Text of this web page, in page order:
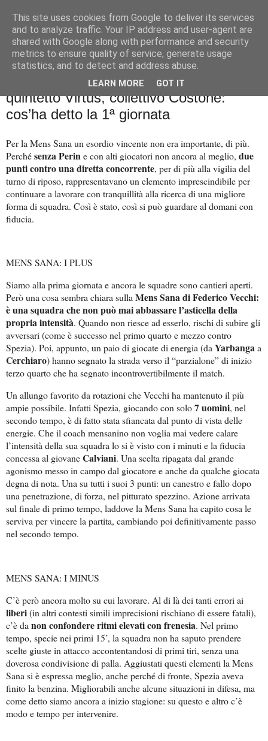
Palla al cerchio
lunedì 29 settembre 2025
Energia e rotazioni Mens Sana,
quintetto Virtus, collettivo Costone:
cos’ha detto la 1ª giornata
Per la Mens Sana un esordio vincente non era importante, di più.
Perchésenza Perine con alti giocatori non ancora al meglio, due
punti contro una diretta concorrente, per di più alla vigilia del
turno di riposo, rappresentavano un elemento imprescindibile per
continuare a lavorare con tranquillità alla ricerca di una migliore
forma di squadra. Così è stato, così si può guardare al domani con
fiducia.
MENS SANA: I PLUS
Siamo alla prima giornata e ancora le squadre sono cantieri aperti.
Però una cosa sembra chiara sullaMens Sana di Federico Vecchi:
è una squadra che non può mai abbassare l’asticella della
propria intensità. Quando non riesce ad esserlo, rischi di subire gli
avversari (come è successo nel primo quarto e mezzo contro
Spezia). Poi, appunto, un paio di giocate di energia (daYarbangaa
Cerchiaro) hanno segnato la strada verso il “parzialone” di inizio
terzo quarto che ha segnato incontrovertibilmente il match.
Un allungo favorito da rotazioni che Vecchi ha mantenuto il più
ampie possibile. Infatti Spezia, giocando con solo7 uomini, nel
secondo tempo, è di fatto stata sfiancata dal punto di vista delle
energie. Che il coach mensanino non voglia mai vedere calare
l’intensità della sua squadra lo si è visto con i minuti e la fiducia
concessa al giovaneCalviani. Una scelta ripagata dal grande
agonismo messo in campo dal giocatore e anche da qualche giocata
degna di nota. Una su tutti i suoi 3 punti: un canestro e fallo dopo
una penetrazione, di forza, nel pitturato spezzino. Azione arrivata
sul finale di primo tempo, laddove la Mens Sana ha capito cosa le
serviva per vincere la partita, cambiando poi definitivamente passo
nel secondo tempo.
MENS SANA: I MINUS
C’è però ancora molto su cui lavorare. Al di là dei tanti errori ai
liberi(in altri contesti simili imprecisioni rischiano di essere fatali),
c’è da non confondere ritmi elevati con frenesia. Nel primo
tempo, specie nei primi 15’, la squadra non ha saputo prendere
scelte giuste in attacco accontentandosi di primi tiri, senza una
doverosa condivisione di palla. Aggiustati questi elementi la Mens
Sana si è espressa meglio, anche perché di fronte, Spezia aveva
finito la benzina. Migliorabili anche alcune situazioni in difesa, ma
come detto siamo ancora a inizio stagione: su questo e altro c’è
modo e tempo per intervenire.
This site uses cookies from Google to deliver its services
and to analyze traffic. Your IP address and user-agent are
shared with Google along with performance and security
metrics to ensure quality of service, generate usage
statistics, and to detect and address abuse.
LEARN MORE GOT IT